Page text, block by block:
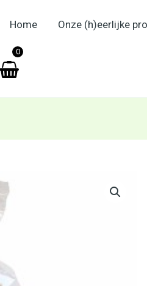
Home Onze (h)eerlijke
0